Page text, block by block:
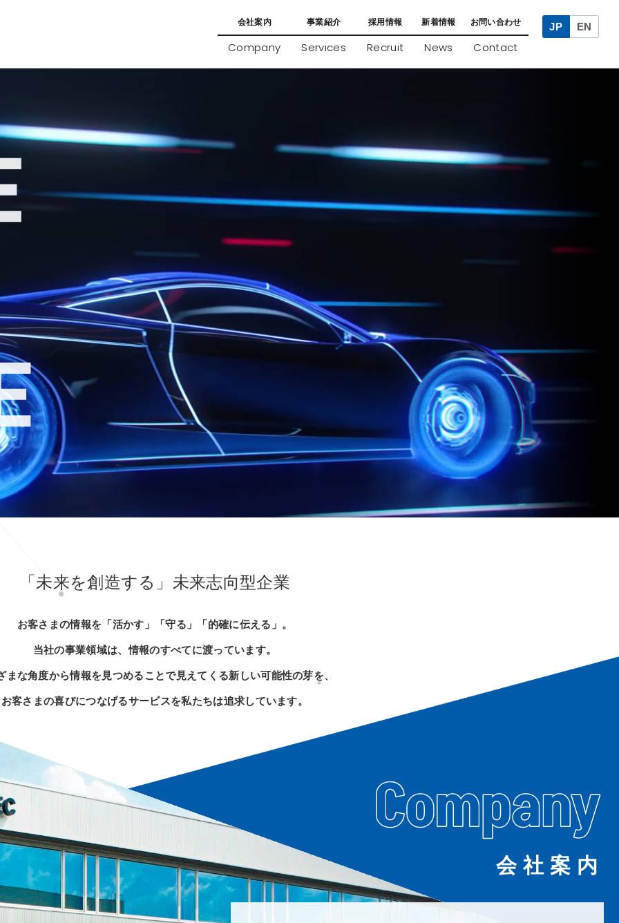
会社案内
Company
事業紹介
Services
採用情報
Recruit
新着情報
News
お問い合わせ
Contact
JP EN
「未来を創造する」未来志向型企業
お客さまの情報を「活かす」「守る」「的確に伝える」。
当社の事業領域は、情報のすべてに渡っています。
まな角度から情報を見つめることで見えてくる新しい可能性の芽を、
お客さまの喜びにつなげるサービスを私たちは追求しています。
会社案内